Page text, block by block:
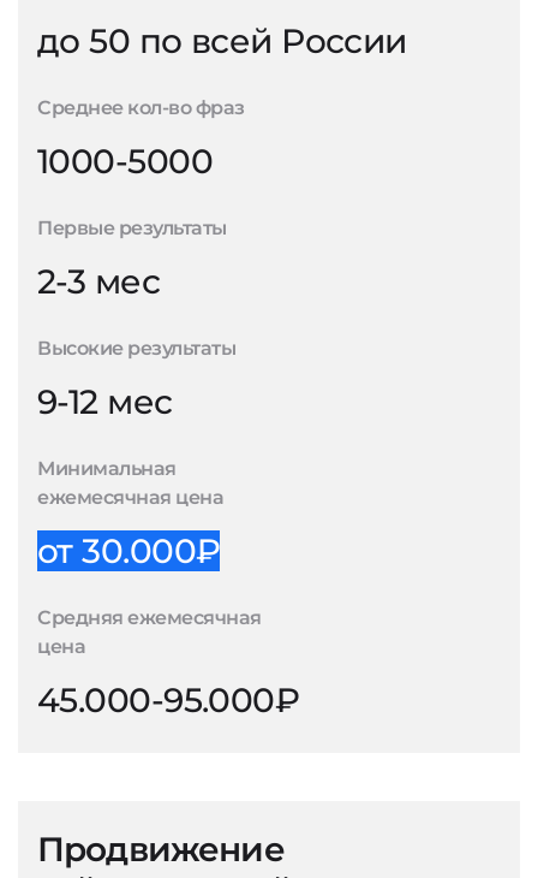
до 50 по всей России
Среднее кол-во фраз
1000-5000
Первые результаты
2-3 мес
Высокие результаты
9-12 мес
Минимальная
ежемесячная цена
от 30.000₽
Средняя ежемесячная
цена
45.000-95.000₽
Продвижение